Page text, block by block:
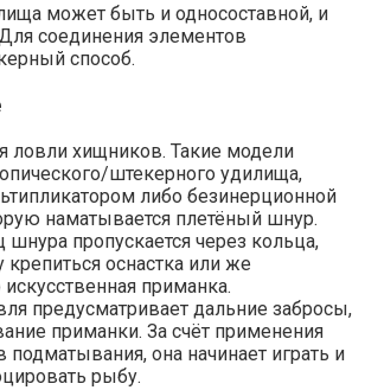
может быть и односоставной, и
соединения элементов
способ.
ловли хищников. Такие модели
штекерного удилища,
либо безинерционной
наматывается плетёный шнур.
пропускается через кольца,
крепиться оснастка или же
приманка.
предусматривает дальние забросы,
приманки. За счёт применения
подматывания, она начинает играть и
рыбу.